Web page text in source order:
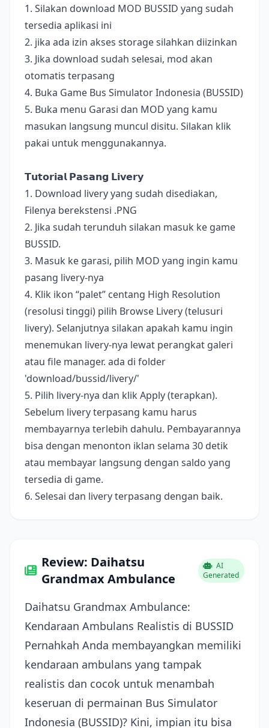
1. Silakan download MOD BUSSID yang sudah
tersedia aplikasi ini
2. jika ada izin akses storage silahkan diizinkan
3. Jika download sudah selesai, mod akan
otomatis terpasang
4. Buka Game Bus Simulator Indonesia (BUSSID)
5. Buka menu Garasi dan MOD yang kamu
masukan langsung muncul disitu. Silakan klik
pakai untuk menggunakannya.
𝗧𝘂𝘁𝗼𝗿𝗶𝗮𝗹 𝗣𝗮𝘀𝗮𝗻𝗴 𝗟𝗶𝘃𝗲𝗿𝘆
1. Download livery yang sudah disediakan,
Filenya berekstensi .PNG
2. Jika sudah terunduh silakan masuk ke game
BUSSID.
3. Masuk ke garasi, pilih MOD yang ingin kamu
pasang livery-nya
4. Klik ikon “palet” centang High Resolution
(resolusi tinggi) pilih Browse Livery (telusuri
livery). Selanjutnya silakan apakah kamu ingin
menemukan livery-nya lewat perangkat galeri
atau file manager. ada di folder
'download/bussid/livery/'
5. Pilih livery-nya dan klik Apply (terapkan).
Sebelum livery terpasang kamu harus
membayarnya terlebih dahulu. Pembayarannya
bisa dengan menonton iklan selama 30 detik
atau membayar langsung dengan saldo yang
tersedia di game.
6. Selesai dan livery terpasang dengan baik.
Review: Daihatsu
Grandmax Ambulance
AI
Generated
Daihatsu Grandmax Ambulance:
Kendaraan Ambulans Realistis di BUSSID
Pernahkah Anda membayangkan memiliki
kendaraan ambulans yang tampak
realistis dan cocok untuk menambah
keseruan di permainan Bus Simulator
Indonesia (BUSSID)? Kini, impian itu bisa